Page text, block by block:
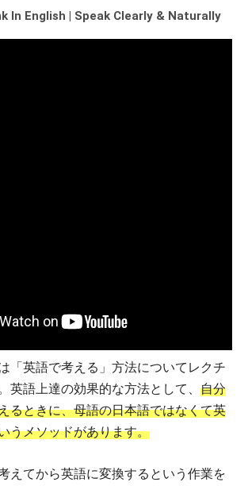
In English | Speak Clearly & Naturally
「英語で考える」方法についてレクチ
英語上達の効果的な方法として、 自分
るときに、母語の日本語ではなくて英
うメソッドがあります。
えてから英語に変換するという作業を